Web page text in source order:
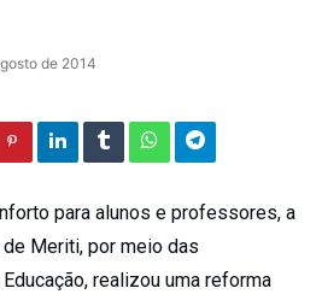
de 2014
para alunos e professores, a
Meriti, por meio das
realizou uma reforma